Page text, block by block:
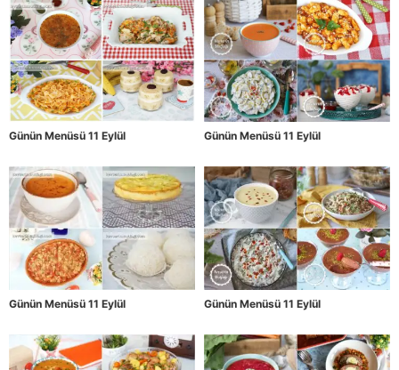
Günün Menüsü 11 Eylül Günün Menüsü 11 Eylül
Günün Menüsü 11 Eylül Günün Menüsü 11 Eylül